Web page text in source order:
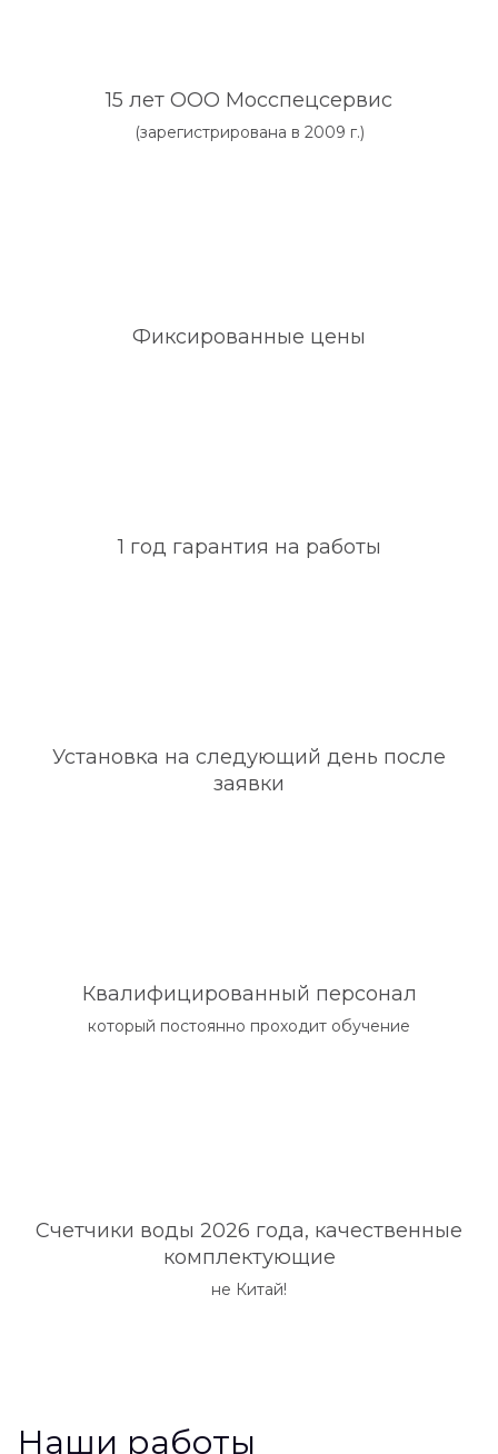
15 лет ООО Мосспецсервис
(зарегистрирована в 2009 г.)
Фиксированные цены
1 год гарантия на работы
Установка на следующий день после
заявки
Квалифицированный персонал
который постоянно проходит обучение
Счетчики воды 2026 года, качественные
комплектующие
не Китай!
Наши работы